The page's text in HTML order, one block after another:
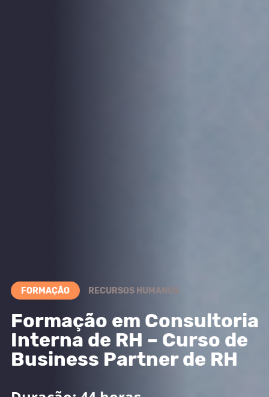
FORMAÇÃO RECURSOS HUMANOS
Formação em Consultoria
Interna de RH – Curso de
Business Partner de RH